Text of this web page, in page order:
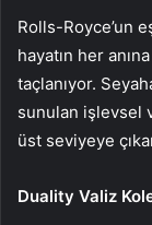
Rolls-Royce’un
hayatın her
taçlanıyor.
sunulan işlevsel
üst seviyeye
Duality Valiz